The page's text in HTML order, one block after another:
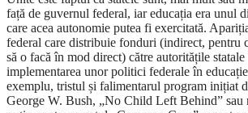
față de guvernul federal, iar educația era unul
care acea autonomie putea fi exercitată.
federal care distribuie fonduri (indirect, pentru
să o facă în mod direct) către autoritățile statale
implementarea unor politici federale în
exemplu, tristul și falimentarul program inițiat
George W. Bush, „No Child Left Behind” sau